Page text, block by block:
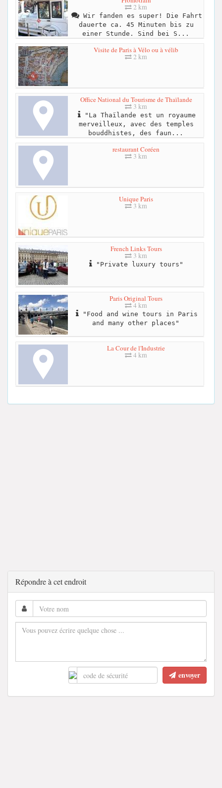
2 km
Wir fanden es super! Die Fahrt
dauerte ca. 45 Minuten bis zu
einer Stunde. Sind bei S...
Visite de Paris à Vélo ou à vélib
2 km
Office National du Tourisme de Thaïlande
3 km
"La Thaïlande est un royaume
merveilleux, avec des temples
bouddhistes, des faun...
restaurant Coréen
3 km
Unique Paris
3 km
French Links Tours
3 km
"Private luxury tours"
Paris Original Tours
4 km
"Food and wine tours in Paris
and many other places"
La Cour de l'Industrie
4 km
Répondre à cet endroit
envoyer